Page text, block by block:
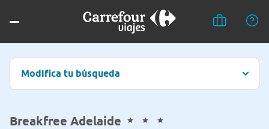
Modifica tu búsqueda
Breakfree Adelaide